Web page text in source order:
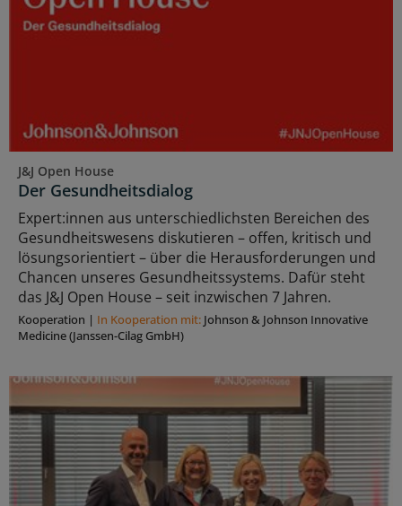
J&J Open House
Der Gesundheitsdialog
Expert:innen aus unterschiedlichsten Bereichen des
Gesundheitswesens diskutieren – offen, kritisch und
lösungsorientiert – über die Herausforderungen und
Chancen unseres Gesundheitssystems. Dafür steht
das J&J Open House – seit inzwischen 7 Jahren.
Kooperation | In Kooperation mit: Johnson & Johnson Innovative
Medicine (Janssen-Cilag GmbH)